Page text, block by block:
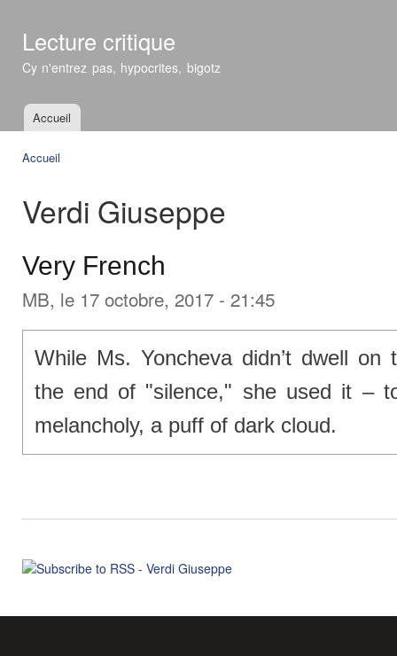
Lecture critique
Cy n'entrez pas, hypocrites, bigotz
Menu principal
Accueil
Accueil
Verdi Giuseppe
Very French
MB, le 17 octobre, 2017 - 21:45
While Ms. Yoncheva didn’t dwell on
the end of "silence," she used it –
melancholy, a puff of dark cloud.